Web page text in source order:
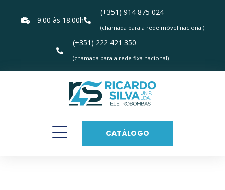
9:00 às 18:00h
(+351) 914 875 024
(chamada para a rede móvel nacional)
(+351) 222 421 350
(chamada para a rede fixa nacional)
CATÁLOGO